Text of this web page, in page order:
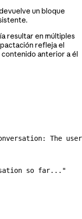
un bloque
resultar en múltiples
refleja el
anterior a él
The
so far..."